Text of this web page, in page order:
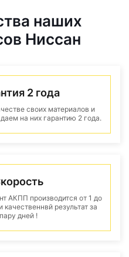
наших
Ниссан
2 года
своих материалов и
на них гарантию 2 года.
АКПП производится от 1 до
результат за
пару дней !